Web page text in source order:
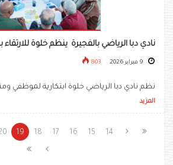
نادي دبا الرياضي بالفجيرة ينظم خلوة للارتقاء
803
نظم نادي دبا الرياضي خلوة ابتكارية لموظفي
المزيد
14
15
16
17
18
19